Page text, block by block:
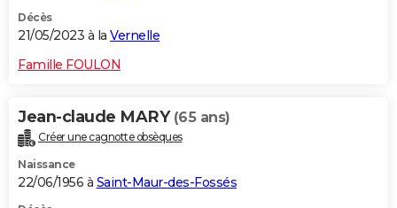
Décès
21/05/2023 à la Vernelle
Famille FOULON
Jean-claude MARY (65 ans)
Créer une cagnotte obsèques
Naissance
22/06/1956 à Saint-Maur-des-Fossés